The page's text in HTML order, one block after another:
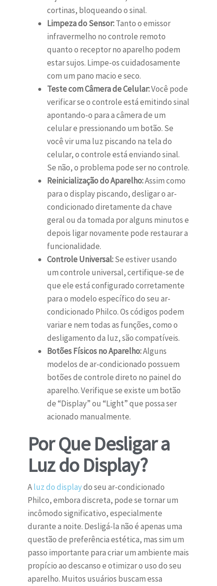
cortinas, bloqueando o sinal.
Limpeza do Sensor:Tanto o emissor
infravermelho no controle remoto
quanto o receptor no aparelho podem
estar sujos. Limpe-os cuidadosamente
com um pano macio e seco.
Teste com Câmera de Celular:Você pode
verificar se o controle está emitindo sinal
apontando-o para a câmera de um
celular e pressionando um botão. Se
você vir uma luz piscando na tela do
celular, o controle está enviando sinal.
Se não, o problema pode ser no controle.
Reinicialização do Aparelho:Assim como
para o display piscando, desligar o ar-
condicionado diretamente da chave
geral ou da tomada por alguns minutos e
depois ligar novamente pode restaurar a
funcionalidade.
Controle Universal:Se estiver usando
um controle universal, certifique-se de
que ele está configurado corretamente
para o modelo específico do seu ar-
condicionado Philco. Os códigos podem
variar e nem todas as funções, como o
desligamento da luz, são compatíveis.
Botões Físicos no Aparelho:Alguns
modelos de ar-condicionado possuem
botões de controle direto no painel do
aparelho. Verifique se existe um botão
de “Display” ou “Light” que possa ser
acionado manualmente.
Por Que Desligar a
Luz do Display?
Aluz do displaydo seu ar-condicionado
Philco, embora discreta, pode se tornar um
incômodo significativo, especialmente
durante a noite. Desligá-la não é apenas uma
questão de preferência estética, mas sim um
passo importante para criar um ambiente mais
propício ao descanso e otimizar o uso do seu
aparelho. Muitos usuários buscam essa